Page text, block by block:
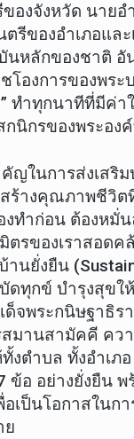
องจังหวัด นาย
ตรีของอำเภอ
นหลักของชาติ
โองการของพ
ทำทุกนาทีที่มีค่
กนิกรของพระ
ในการส่งเสริ
ร้างคุณภาพชีวิ
งทำก่อน ต้องห
ของเราสอดคล้
นยั่งยืน
บัดทุกข์ บำรุงสุ
จพระกนิษฐาธิ
สมานสามัคคี ค
ตำบล ทั้งอำเภ
ข้อ อย่างยั่งยืน
อเป็นโอกาสใ
ย